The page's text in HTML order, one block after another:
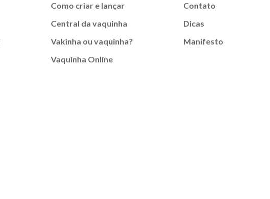
Como criar e lançar
Central da vaquinha
Vakinha ou vaquinha?
Vaquinha Online
Contato
Dicas
Manifesto